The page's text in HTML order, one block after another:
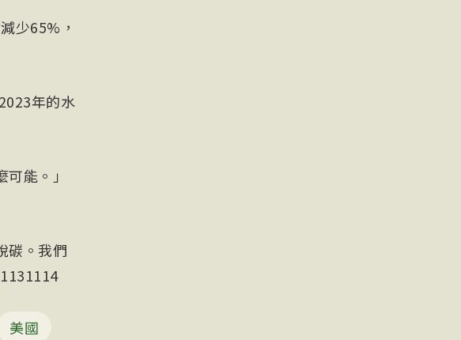
少65%，
年的水
能。」
碳。我們
美國